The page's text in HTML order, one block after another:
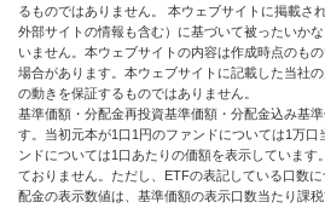
るものではありません。 本ウェブサイトに掲載さ
外部サイトの情報も含む）に基づいて被ったいか
いません。本ウェブサイトの内容は作成時点のも
場合があります。本ウェブサイトに記載した当社
の動きを保証するものではありません。
基準価額・分配金再投資基準価額・分配金込み基
す。当初元本が1口1円のファンドについては1万
ンドについては1口あたりの価額を表示しています
ておりません。ただし、ETFの表記している口数
配金の表示数値は、基準価額の表示口数当たり課